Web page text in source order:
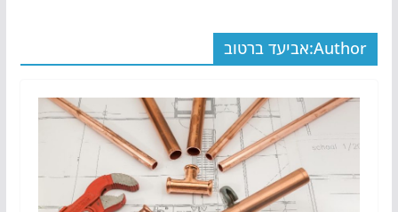
Author: אביעד ברטוב